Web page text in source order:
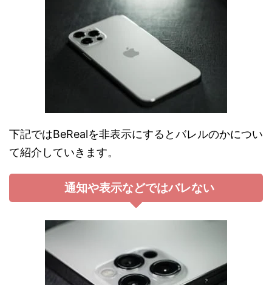
下記ではBeRealを非表示にするとバレルのかについ
て紹介していきます。
通知や表示などではバレない